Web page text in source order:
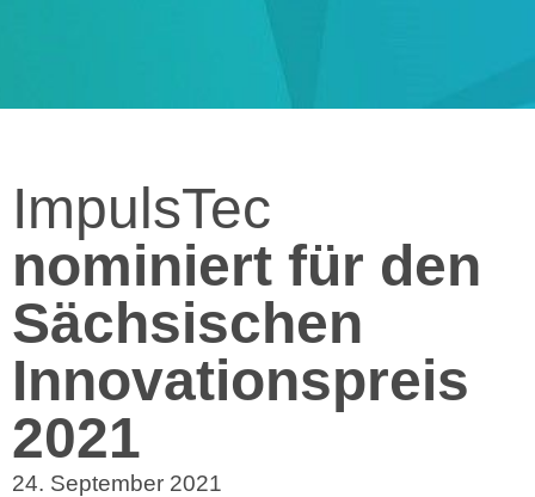
ImpulsTec
nominiert für den
Sächsischen
Innovationspreis
2021
24. Sep­tem­ber 2021